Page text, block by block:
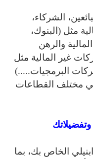
الشركاء،
مثل (البنوك،
والرهن
غير المالية مثل
البرمجيات.....)
مختلف القطاعات
الخاص بك، بما